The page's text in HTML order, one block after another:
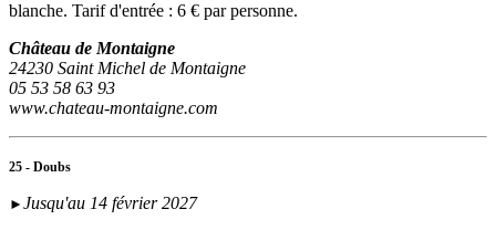
blanche. Tarif d'entrée : 6 € par personne.
Château de Montaigne
24230 Saint Michel de Montaigne
05 53 58 63 93
www.chateau-montaigne.com
25 - Doubs
► Jusqu'au 14 février 2027